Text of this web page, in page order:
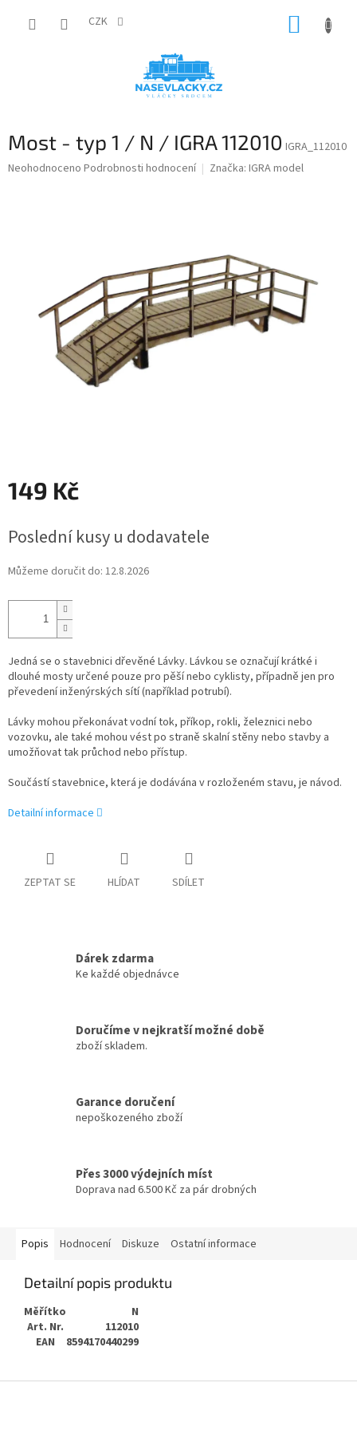
CZK
Most - typ 1 / N / IGRA 112010 IGRA_112010
Průměrné
Neohodnoceno Podrobnosti hodnocení Značka: IGRA model
149 Kč
cena:
Poslední kusy u dodavatele
Můžeme doručit do: 12.8.2026
Jedná se o stavebnici dřevěné Lávky. Lávkou se označují krátké i
dlouhé mosty určené pouze pro pěší nebo cyklisty, případně jen pro
převedení inženýrských sítí (například potrubí).
Lávky mohou překonávat vodní tok, příkop, rokli, železnici nebo
vozovku, ale také mohou vést po straně skalní stěny nebo stavby a
umožňovat tak průchod nebo přístup.
Součástí stavebnice, která je dodávána v rozloženém stavu, je návod.
Detailní informace
ZEPTAT SE HLÍDAT SDÍLET
Dárek zdarma
Ke každé objednávce
Doručíme v nejkratší možné době
zboží skladem.
Garance doručení
nepoškozeného zboží
Přes 3000 výdejních míst
Doprava nad 6.500 Kč za pár drobných
Popis Hodnocení Diskuze Ostatní informace
Detailní popis produktu
Měřítko
N
Art. Nr.
112010
EAN
8594170440299